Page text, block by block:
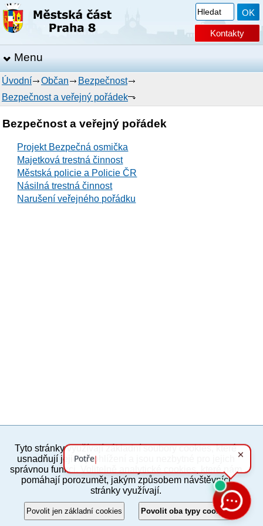
Kontakty
Menu
Úvodní Občan
Bezpečnost
Bezpečnost a veřejný pořádek
Bezpečnost a veřejný pořádek
Projekt Bezpečná osmička
Majetková trestná činnost
Městská policie a Policie ČR
Násilná trestná činnost
Narušení veřejného pořádku
ENG
Povinné a praktické informace
© 2012–2019 MČ Praha 8
Tyto stránky využívají základní soubory cookies, které
usnadňují jejich prohlížení a jsou nezbytné pro jejich
správnou funkci. Volitelně analytické cookies, které nám
pomáhají porozumět, jakým způsobem návštěvníci
stránky využívají.
Povolit jen základní cookies Povolit oba typy cookies